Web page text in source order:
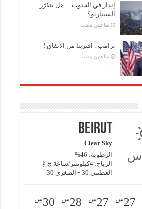
إنذار في الجنوب… هل يتكرّر
السيناريو؟
‏ساعتين مضت
ترامب : اقتربنا من الاتفاق !
‏ساعتين مضت
س
Beirut
Clear Sky
الرطوبة: 46%
الرياح: 4كيلومتر/ساعة ج.غ
العظمى 30 • الصغرى 30
27س 27س 28س 30س